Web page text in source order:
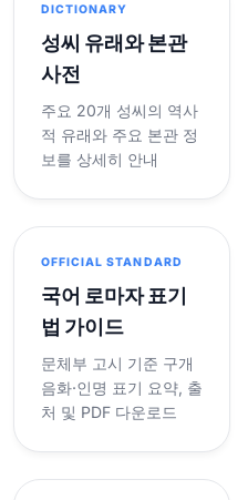
DICTIONARY
성씨 유래와 본관
사전
주요 20개 성씨의 역사
적 유래와 주요 본관 정
보를 상세히 안내
OFFICIAL STANDARD
국어 로마자 표기
법 가이드
문체부 고시 기준 구개
음화·인명 표기 요약, 출
처 및 PDF 다운로드